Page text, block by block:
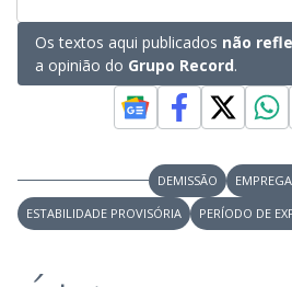
Os textos aqui publicados não
a opinião do Grupo Record.
DEMISSÃO
ESTABILIDADE PROVISÓRIA
PERÍODO DE